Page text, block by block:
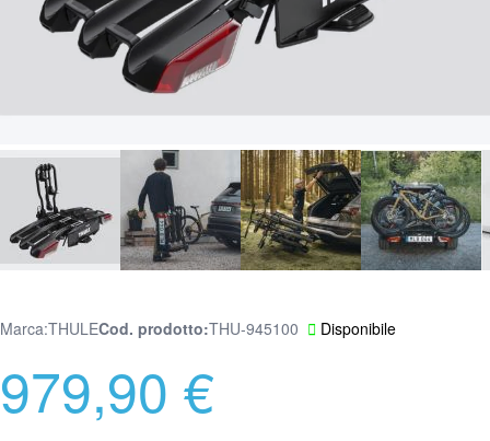
Disponibile
Marca:THULECod. prodotto THU-945100
979,90 €